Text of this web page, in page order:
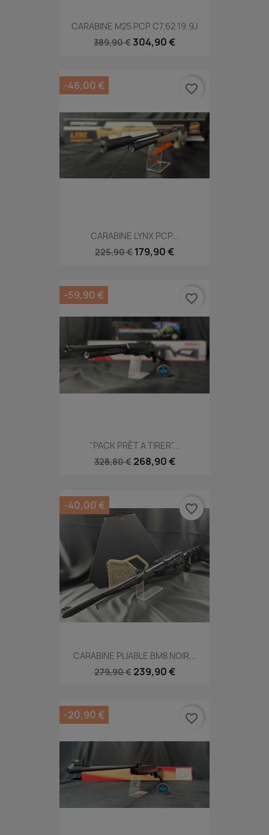
CARABINE M25 PCP C7.62 19.9J
389,90 € 304,90 €
CARABINE LYNX PCP...
225,90 € 179,90 €
-46,00 € favorite_border
"PACK PRÊT A TIRER"...
328,80 € 268,90 €
-59,90 € favorite_border
CARABINE PLIABLE BM8 NOIR...
279,90 € 239,90 €
-40,00 € favorite_border
-20,90 € favorite_border